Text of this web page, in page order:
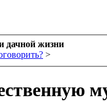
дачной жизни
>